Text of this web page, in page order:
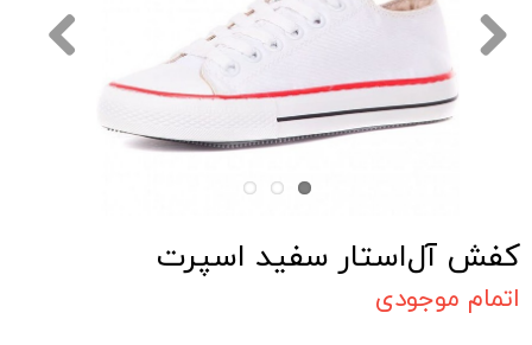
کفش آل‌استار سفید اسپرت
اتمام موجودی